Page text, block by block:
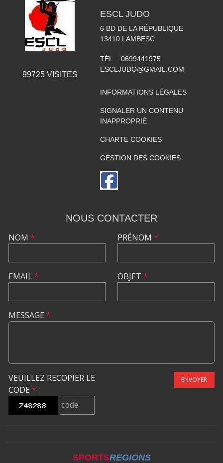
99725VISITES
ESCL JUDO
6 BD DE LA RÉPUBLIQUE
13410 LAMBESC
TÉL. : 0699441975
ESCLJUDO@GMAIL.COM
INFORMATIONS LÉGALES
SIGNALER UN CONTENU
INAPPROPRIÉ
CHARTE COOKIES
GESTION DES COOKIES
NOUS CONTACTER
NOM *
EMAIL*
PRÉNOM *
OBJET *
MESSAGE *
VEUILLEZ RECOPIER LE
CODE * :
ENVOYER
SPORTSREGIONS